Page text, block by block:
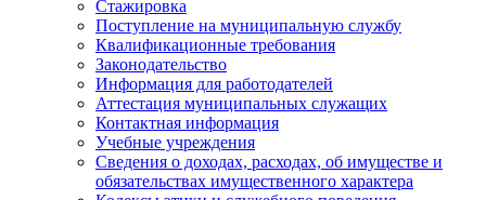
Стажировка
Поступление на муниципальную службу
Квалификационные требования
Законодательство
Информация для работодателей
Аттестация муниципальных служащих
Контактная информация
Учебные учреждения
Сведения о доходах, расходах, об имуществе и
обязательствах имущественного характера